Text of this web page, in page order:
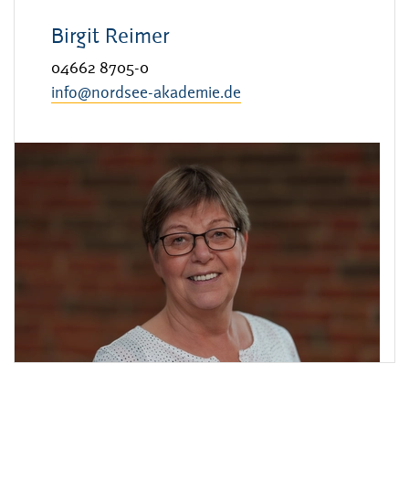
Birgit Reimer
04662 8705-0
info@nordsee-akademie.de